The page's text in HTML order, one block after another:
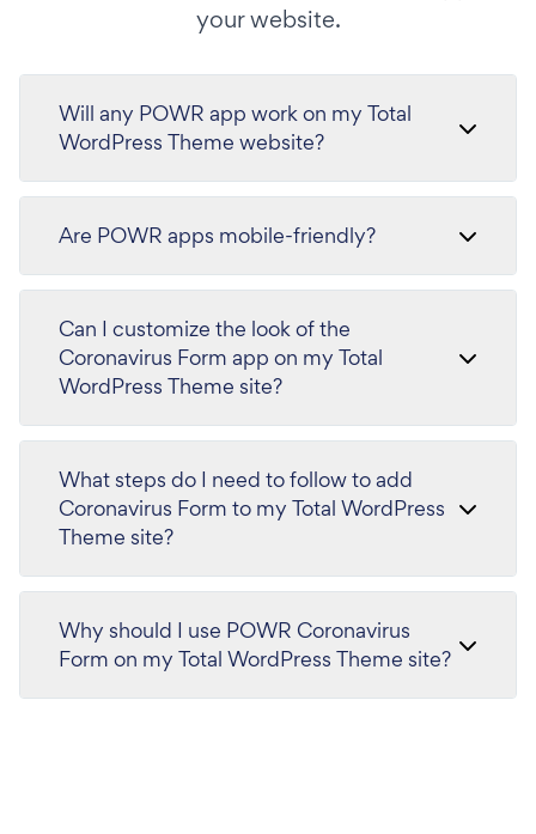
your website.
Will any POWR app work on my Total
WordPress Theme website?
Are POWR apps mobile-friendly?
Can I customize the look of the
Coronavirus Form app on my Total
WordPress Theme site?
What steps do I need to follow to add
Coronavirus Form to my Total WordPress
Theme site?
Why should I use POWR Coronavirus
Form on my Total WordPress Theme site?